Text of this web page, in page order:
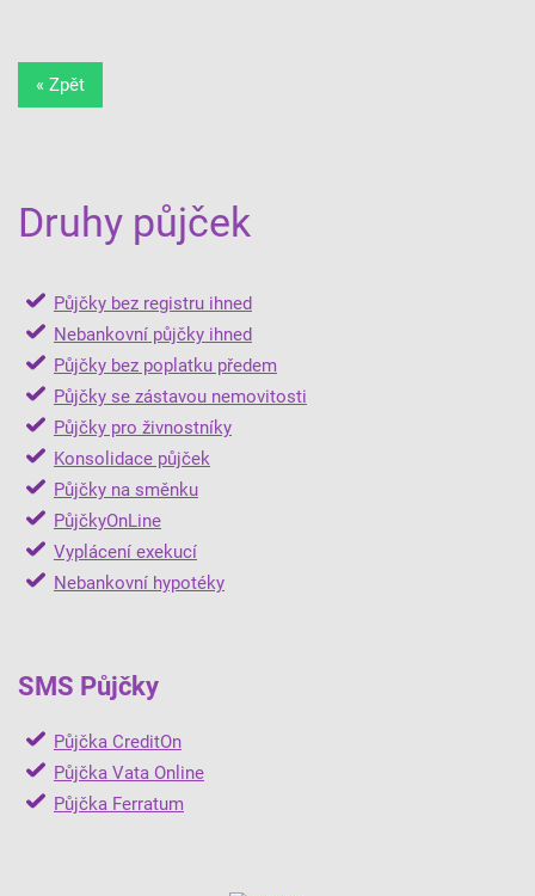
« Zpět
Druhy půjček
Půjčky bez registru ihned
Nebankovní půjčky ihned
Půjčky bez poplatku předem
Půjčky se zástavou nemovitosti
Půjčky pro živnostníky
Konsolidace půjček
Půjčky na směnku
PůjčkyOnLine
Vyplácení exekucí
Nebankovní hypotéky
SMS Půjčky
Půjčka CreditOn
Půjčka Vata Online
Půjčka Ferratum